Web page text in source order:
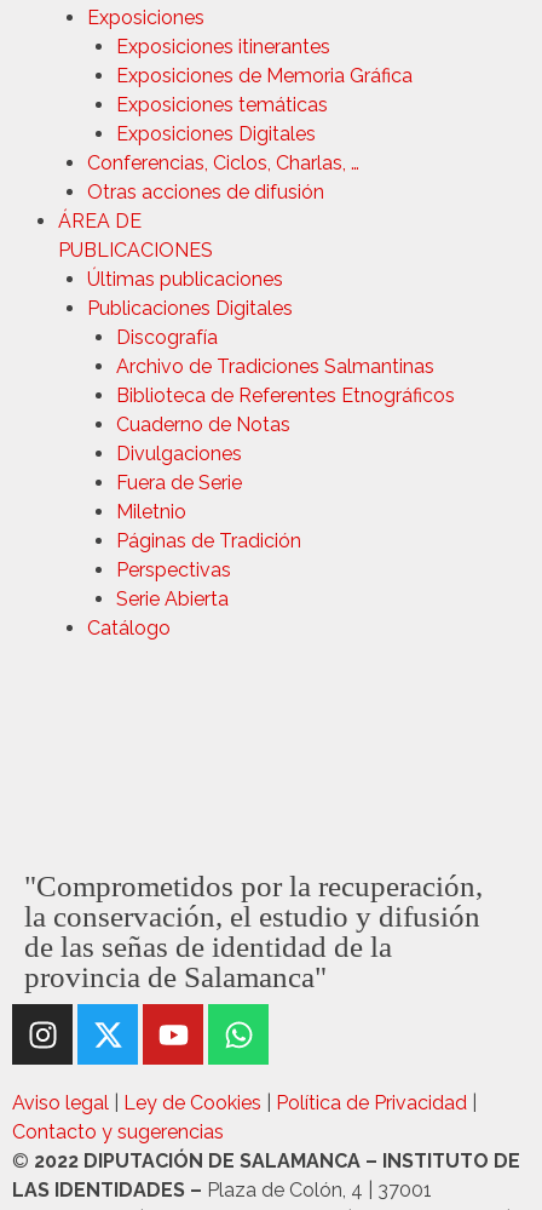
Exposiciones
Exposiciones itinerantes
Exposiciones de Memoria Gráfica
Exposiciones temáticas
Exposiciones Digitales
Conferencias, Ciclos, Charlas, …
Otras acciones de difusión
ÁREA DE
PUBLICACIONES
Últimas publicaciones
Publicaciones Digitales
Discografía
Archivo de Tradiciones Salmantinas
Biblioteca de Referentes Etnográficos
Cuaderno de Notas
Divulgaciones
Fuera de Serie
Miletnio
Páginas de Tradición
Perspectivas
Serie Abierta
Catálogo
"Comprometidos por la recuperación,
la conservación, el estudio y difusión
de las señas de identidad de la
provincia de Salamanca"
Aviso legal Ley de Cookies Política de Privacidad
Contacto y sugerencias
© 2022 DIPUTACIÓN DE SALAMANCA – INSTITUTO DE
LAS IDENTIDADES – Plaza de Colón, 4 | 37001